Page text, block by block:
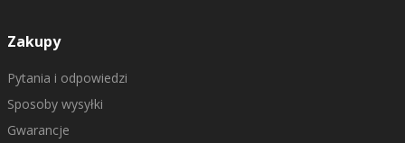
Zakupy
Pytania i odpowiedzi
Sposoby wysyłki
Gwarancje